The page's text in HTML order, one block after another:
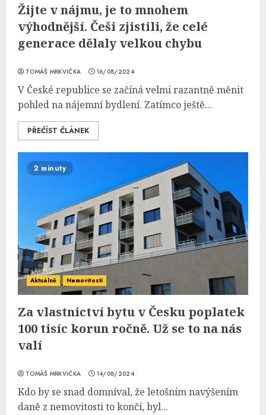
Žijte v nájmu, je to mnohem
výhodnější. Češi zjistili, že celé
generace dělaly velkou chybu
TOMÁŠ MRKVIČKA 16/08/2024
V České republice se začíná velmi razantně měnit
pohled na nájemní bydlení. Zatímco ještě...
PŘEČÍST ČLÁNEK
2 minuty
Aktuálně Nemovitosti
Za vlastnictví bytu v Česku poplatek
100 tisíc korun ročně. Už se to na nás
valí
TOMÁŠ MRKVIČKA 14/08/2024
Kdo by se snad domníval, že letošním navýšením
daně z nemovitosti to končí, byl...